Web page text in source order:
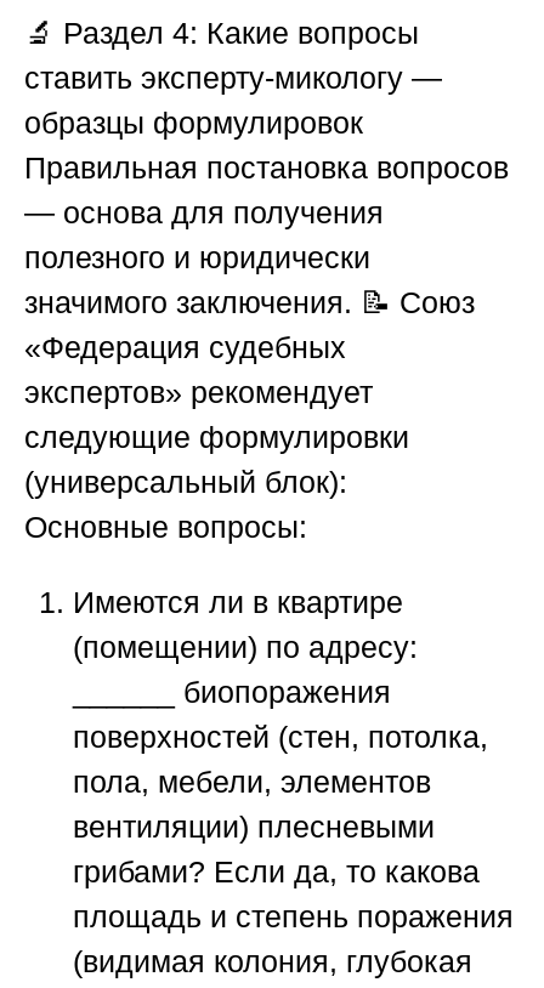
🔬 Раздел 4: Какие вопросы
ставить эксперту-микологу —
образцы формулировок
Правильная постановка вопросов
— основа для получения
полезного и юридически
значимого заключения. 📝 Союз
«Федерация судебных
экспертов» рекомендует
следующие формулировки
(универсальный блок):
Основные вопросы:
Имеются ли в квартире
(помещении) по адресу:
______ биопоражения
поверхностей (стен, потолка,
пола, мебели, элементов
вентиляции) плесневыми
грибами? Если да, то какова
площадь и степень поражения
(видимая колония, глубокая